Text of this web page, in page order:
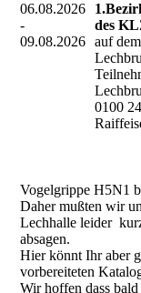
06.08.2026
-
09.08.2026
des
auf
0100
Vogelgrippe H5N1
Daher mußten wir
Lechhalle leider
absagen.
Hier könnt Ihr aber
vorbereiteten
Wir hoffen dass